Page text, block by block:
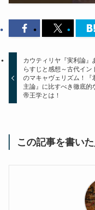
カウティリヤ『実利論』
らすじと感想～古代イン
のマキャヴェリズム！『
主論』に比すべき徹底的
帝王学とは！
この記事を書いた